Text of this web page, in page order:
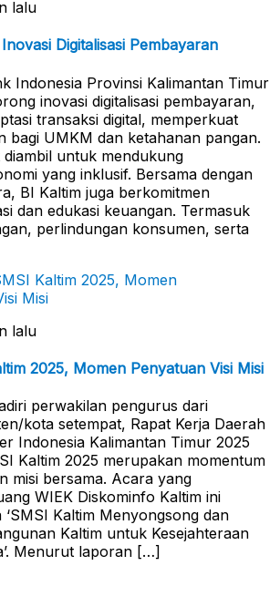
lalu
Digitalisasi Pembayaran
Indonesia Provinsi Kalimantan Timur
inovasi digitalisasi pembayaran,
transaksi digital, memperkuat
bagi UMKM dan ketahanan pangan.
untuk mendukung
yang inklusif. Bersama dengan
BI Kaltim juga berkomitmen
dan edukasi keuangan. Termasuk
perlindungan konsumen, serta
lalu
2025, Momen Penyatuan Visi Misi
perwakilan pengurus dari
kota setempat, Rapat Kerja Daerah
Indonesia Kalimantan Timur 2025
Kaltim 2025 merupakan momentum
misi bersama. Acara yang
WIEK Diskominfo Kaltim ini
‘SMSI Kaltim Menyongsong dan
Kaltim untuk Kesejahteraan
Menurut laporan […]